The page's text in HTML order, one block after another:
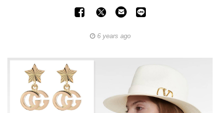
6 years ago